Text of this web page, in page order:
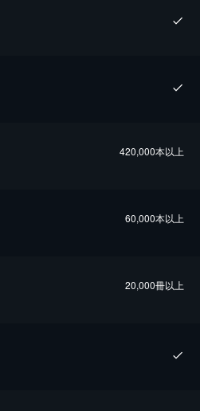
420,000本以上
60,000本以上
20,000冊以上